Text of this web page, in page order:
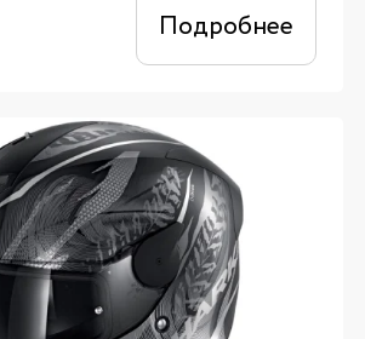
Подробнее